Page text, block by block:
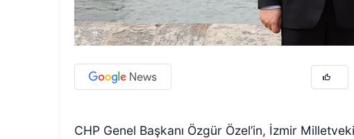
CHP Genel Başkanı Özgür Özel’in, İzmir